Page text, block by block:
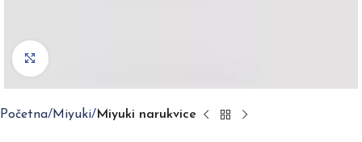
Početna Miyuki Miyuki narukvice